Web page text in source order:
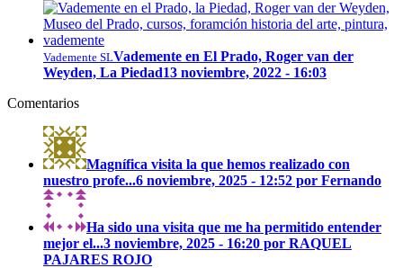
Vademente SLVademente en El Prado, Roger van der
Weyden, La Piedad13 noviembre, 2022 - 16:03
Comentarios
Magnífica visita la que hemos realizado con
nuestro profe...6 noviembre, 2025 - 12:52 por Fernando
Ha sido una visita que me ha permitido entender
mejor el...3 noviembre, 2025 - 16:20 por RAQUEL
PAJARES ROJO